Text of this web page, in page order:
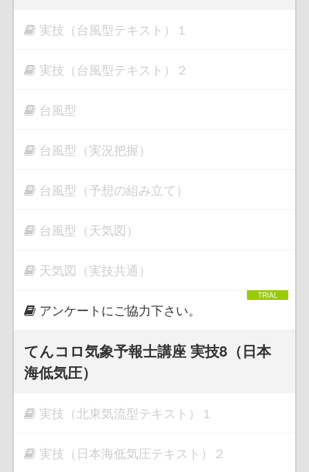
実技（台風型テキスト）１
実技（台風型テキスト）２
台風型
台風型（実況把握）
台風型（予想の組み立て）
台風型（天気図）
天気図（実技共通）
アンケートにご協力下さい。
てんコロ気象予報士講座 実技8（日本
海低気圧）
実技（北東気流型テキスト）１
実技（日本海低気圧テキスト）２